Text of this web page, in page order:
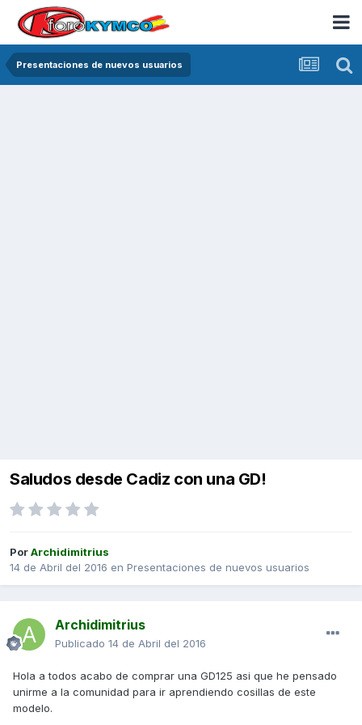
Presentaciones de nuevos usuarios
Saludos desde Cadiz con una GD!
PorArchidimitrius
14 de Abril del 2016 en Presentaciones de nuevos usuarios
Archidimitrius
Publicado 14 de Abril del 2016
Hola a todos acabo de comprar una GD125 asi que he pensado
unirme a la comunidad para ir aprendiendo cosillas de este
modelo.